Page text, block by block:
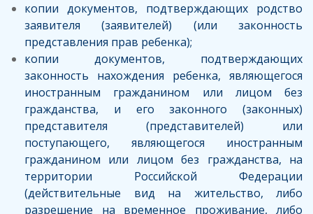
копии документов, подтверждающих родство
заявителя (заявителей) (или законность
представления прав ребенка);
копии документов, подтверждающих
законность нахождения ребенка, являющегося
иностранным гражданином или лицом без
гражданства, и его законного (законных)
представителя (представителей) или
поступающего, являющегося иностранным
гражданином или лицом без гражданства, на
территории Российской Федерации
(действительные вид на жительство, либо
разрешение на временное проживание, либо